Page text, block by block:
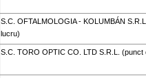
S.C. OFTALMOLOGIA - KOLUMBÁN
lucru)
S.C. TORO OPTIC CO. LTD S.R.L. (punct